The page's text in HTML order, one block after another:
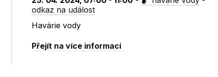
odkaz na událost
Havárie vody
Přejít na více informací